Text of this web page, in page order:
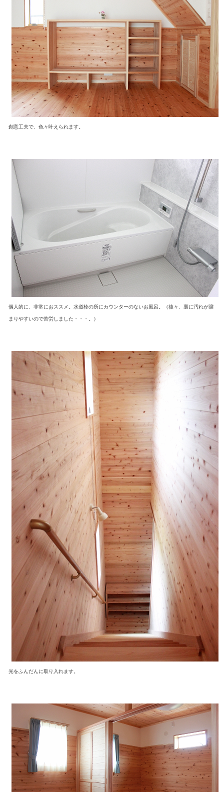
創意工夫で、色々叶えられます。
個人的に、非常におススメ。水道栓の所にカウンターのないお風呂。（後々、裏に汚れが溜
まりやすいので苦労しました・・・。）
光をふんだんに取り入れます。